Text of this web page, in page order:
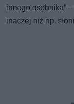
innego osobnika”
inaczej niż np.